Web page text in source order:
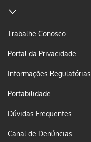
Trabalhe Conosco
Portal da Privacidade
Informações Regulatórias
Portabilidade
Dúvidas Frequentes
Canal de Denúncias